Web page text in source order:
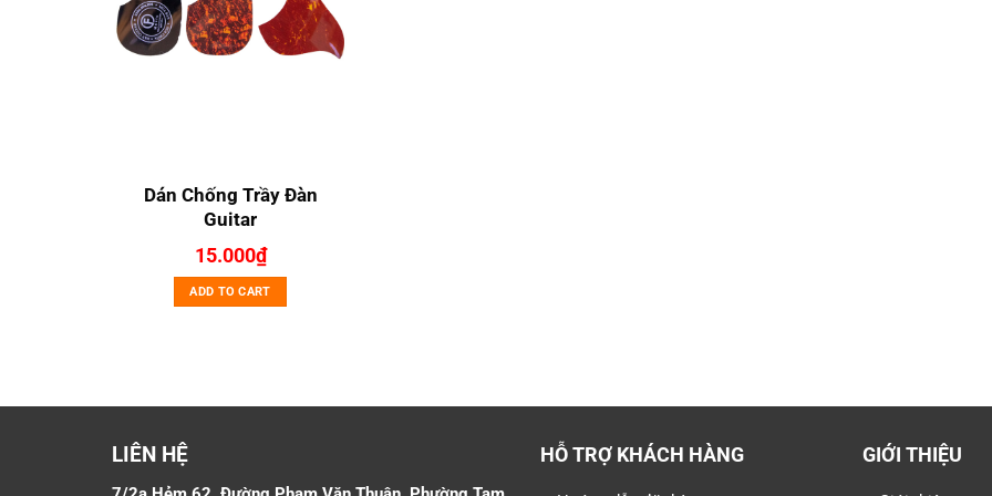
Dán Chống Trầy Đàn
Guitar
15.000₫
ADD TO CART
LIÊN HỆ HỖ TRỢ KHÁCH HÀNG GIỚI THIỆU